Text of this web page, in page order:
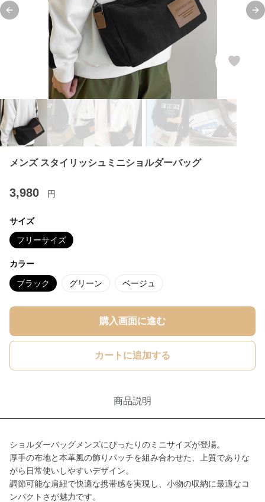
Previous slide
メンズ スタイリッシュミニショルダーバッグ
3,980 円
サイズ
フリーサイズ
カラー
ブラック グリーン ベージュ
購入画面に進む
カートに追加する
商品説明
ショルダーバッグメンズにぴったりのミニサイズが登場。
厚手の布地と本革風の飾りパッチを組み合わせた、上質でありな
がら日常使いしやすいデザイン。
調節可能な肩紐で快適な携帯感を実現し、小物の収納に最適なコ
ンパクトさが魅力です。